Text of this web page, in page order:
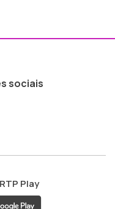
sociais
ao
RTP Play